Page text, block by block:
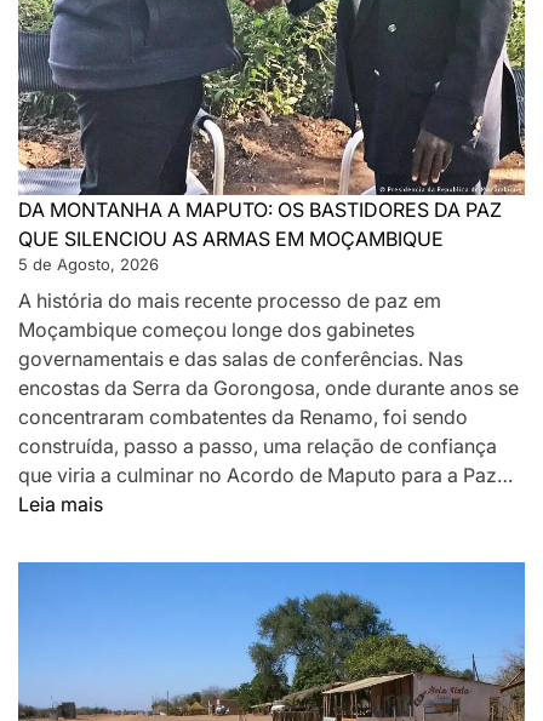
DA MONTANHA A MAPUTO: OS BASTIDORES DA PAZ
QUE SILENCIOU AS ARMAS EM MOÇAMBIQUE
5 de Agosto, 2026
A história do mais recente processo de paz em
Moçambique começou longe dos gabinetes
governamentais e das salas de conferências. Nas
encostas da Serra da Gorongosa, onde durante anos se
concentraram combatentes da Renamo, foi sendo
construída, passo a passo, uma relação de confiança
que viria a culminar no Acordo de Maputo para a Paz…
Leia mais:
MONTANHA
DA